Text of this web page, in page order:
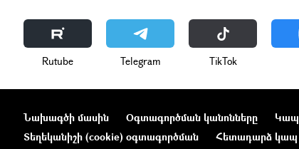
Rutube Telegram ТikТоk
Նախագծի մասին Օգտագործման կանոնները Կապ
Տեղեկանիշի (cookie) օգտագործման
Հետադարձ կապ